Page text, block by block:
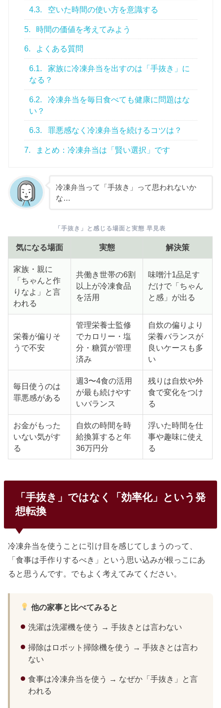
4.3. 空いた時間の使い方を意識する
5. 時間の価値を考えてみよう
6. よくある質問
6.1.
家族に冷凍弁当を出すのは「手抜き」に
なる？
6.2.
冷凍弁当を毎日食べても健康に問題はな
い？
6.3. 罪悪感なく冷凍弁当を続けるコツは？
7. まとめ：冷凍弁当は「賢い選択」です
冷凍弁当って「手抜き」って思われないか
な…
「手抜き」と感じる場面と実態 早見表
気になる場面 実態 解決策
家族・親に
「ちゃんと作
りなよ」と言
われる
共働き世帯の6割
以上が冷凍食品
を活用
味噌汁1品足す
だけで「ちゃん
と感」が出る
栄養が偏りそ
うで不安
管理栄養士監修
でカロリー・塩
分・糖質が管理
済み
自炊の偏りより
栄養バランスが
良いケースも多
い
毎日使うのは
罪悪感がある
週3〜4食の活用
が最も続けやす
いバランス
残りは自炊や外
食で変化をつけ
る
お金がもった
いない気がす
る
自炊の時間を時
給換算すると年
36万円分
浮いた時間を仕
事や趣味に使え
る
「手抜き」ではなく「効率化」という発
想転換
冷凍弁当を使うことに引け目を感じてしまうのって、
「食事は手作りするべき」という思い込みが根っこにあ
ると思うんです。でもよく考えてみてください。
他の家事と比べてみると
洗濯は洗濯機を使う → 手抜きとは言わない
掃除はロボット掃除機を使う → 手抜きとは言わ
ない
食事は冷凍弁当を使う → なぜか「手抜き」と言
われる